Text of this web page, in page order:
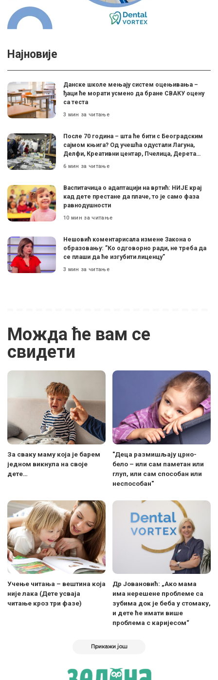
Најновије
Данске школе мењају систем оцењивања –
ђаци ће морати усмено да бране СВАКУ оцену
са теста
3 мин за читање
После 70 година – шта ће бити с Београдским
сајмом књига? Од учешћа одустали Лагуна,
Делфи, Креативни центар, Пчелица, Дерета…
6 мин за читање
Васпитачица о адаптацији на вртић: НИЈЕ крај
кад дете престане да плаче, то је само фаза
равнодушности
10 мин за читање
Нешовић коментарисала измене Закона о
образовању: ”Ко одговорно ради, не треба да
се плаши да ће изгубити лиценцу”
3 мин за читање
Можда ће вам се
свидети
За сваку маму која је барем
једном викнула на своје
дете…
"Деца размишљају црно-
бело – или сам паметан или
глуп, или сам способан или
неспособан"
Учење читања – вештина која
није лака (Дете усваја
читање кроз три фазе)
Др Јовановић: „Ако мама
има нерешене проблеме са
зубима док је беба у стомаку,
и дете ће имати више
проблема с каријесом“
Прикажи још